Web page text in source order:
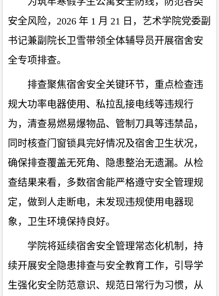
安全风险，2026 年 1 月 21 日，艺术学院党委副
书记兼副院长卫雪带领全体辅导员开展宿舍安
全专项排查。
排查聚焦宿舍安全关键环节，重点检查违
规大功率电器使用、私拉乱接电线等违规行
为，清查易燃易爆物品、管制刀具等违禁品，
同时核查门窗锁具完好情况及宿舍卫生状况，
确保排查覆盖无死角、隐患整治无遗漏。从检
查结果来看，多数宿舍能严格遵守安全管理规
定，做到人走断电，未发现违规使用电器现
象，卫生环境保持良好。
学院将延续宿舍安全管理常态化机制，持
续开展安全隐患排查与安全教育工作，引导学
生强化安全防范意识、规范日常行为习惯，从